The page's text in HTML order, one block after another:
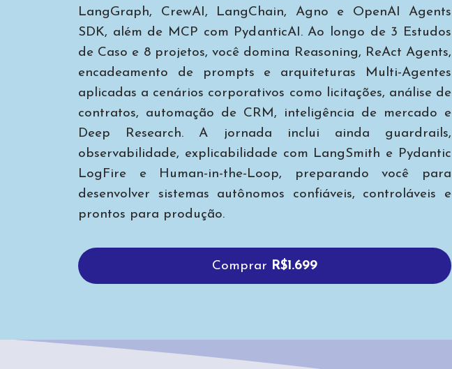
LangGraph, CrewAI, LangChain, Agno e OpenAI Agents
SDK, além de MCP com PydanticAI. Ao longo de 3 Estudos
de Caso e 8 projetos, você domina Reasoning, ReAct Agents,
encadeamento de prompts e arquiteturas Multi-Agentes
aplicadas a cenários corporativos como licitações, análise de
contratos, automação de CRM, inteligência de mercado e
Deep Research. A jornada inclui ainda guardrails,
observabilidade, explicabilidade com LangSmith e Pydantic
LogFire e Human-in-the-Loop, preparando você para
desenvolver sistemas autônomos confiáveis, controláveis e
prontos para produção.
Comprar R$1.699